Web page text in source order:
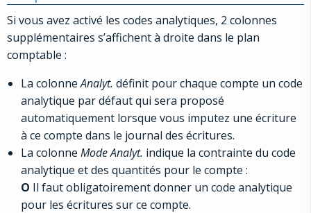
Si vous avez activé les codes analytiques, 2 colonnes
supplémentaires s’affichent à droite dans le plan
comptable :
La colonneAnalyt. définit pour chaque compte un code
analytique par défaut qui sera proposé
automatiquement lorsque vous imputez une écriture
à ce compte dans le journal des écritures.
La colonne Mode Analyt. indique la contrainte du code
analytique et des quantités pour le compte :
O Il faut obligatoirement donner un code analytique
pour les écritures sur ce compte.